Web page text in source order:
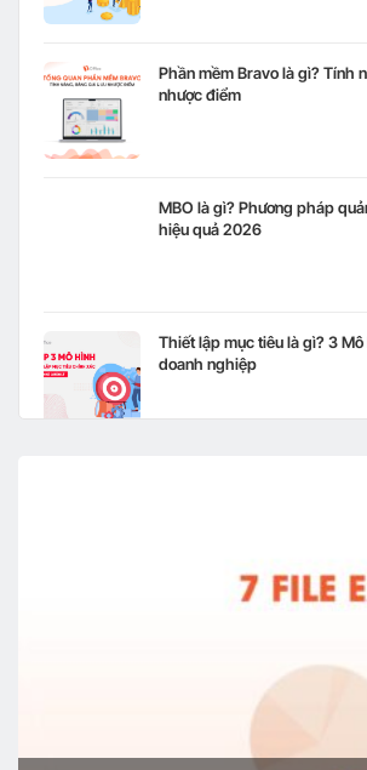
Phần mềm Bravo là gì? Tính
nhược điểm
MBO là gì? Phương pháp
hiệu quả 2026
Thiết lập mục tiêu là gì? 3
doanh nghiệp
Top 10 phần mềm quản lý